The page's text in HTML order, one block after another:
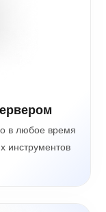
в любое время
инструментов